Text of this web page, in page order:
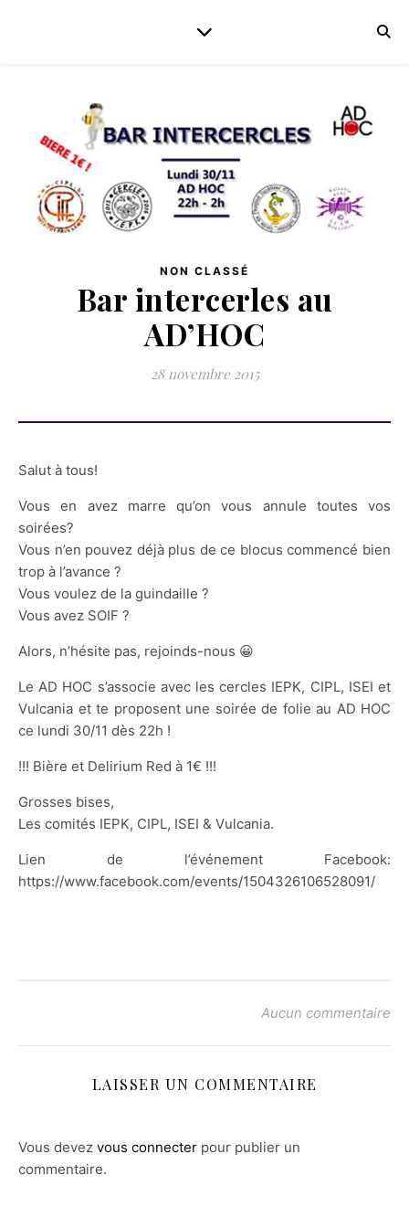
NON CLASSÉ
Bar intercerles au
AD’HOC
28 novembre 2015
Salut à tous!
Vous en avez marre qu’on vous annule toutes vos
soirées?
Vous n’en pouvez déjà plus de ce blocus commencé bien
trop à l’avance ?
Vous voulez de la guindaille ?
Vous avez SOIF ?
Alors, n’hésite pas, rejoinds-nous 😀
Le AD HOC s’associe avec les cercles IEPK, CIPL, ISEI et
Vulcania et te proposent une soirée de folie au AD HOC
ce lundi 30/11 dès 22h !
!!! Bière et Delirium Red à 1€ !!!
Grosses bises,
Les comités IEPK, CIPL, ISEI & Vulcania.
Lien de l’événement Facebook:
https://www.facebook.com/events/1504326106528091/
Aucun commentaire
LAISSER UN COMMENTAIRE
Vous devez vous connecter pour publier un
commentaire.